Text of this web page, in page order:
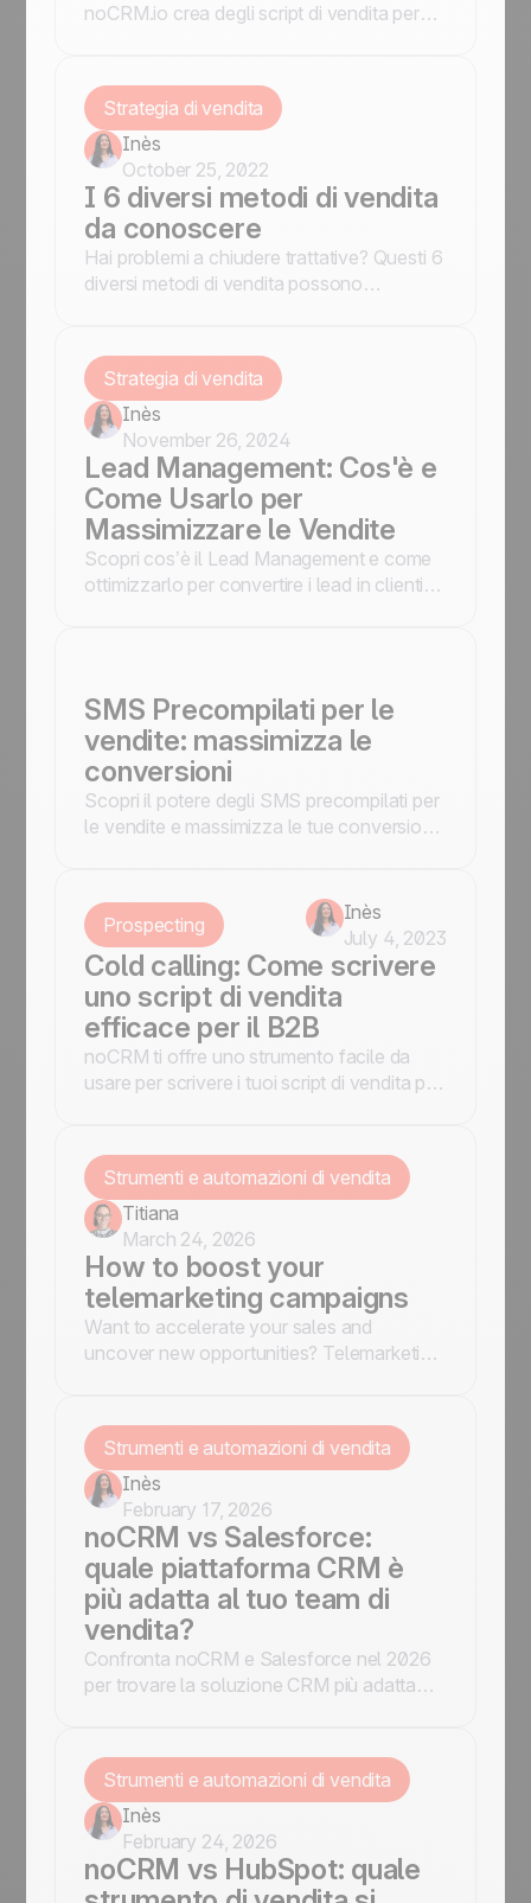
noCRM.io crea degli script di vendita per
Strategia di vendita
Inès
October 25, 2022
I 6 diversi metodi di vendita
da conoscere
Hai problemi a chiudere trattative? Questi 6
diversi metodi di vendita possono
Strategia di vendita
Inès
November 26, 2024
Lead Management: Cos'è e
Come Usarlo per
Massimizzare le Vendite
Scopri cos’è il Lead Management e come
ottimizzarlo per convertire i lead in clienti,
SMS Precompilati per le
vendite: massimizza le
conversioni
Scopri il potere degli SMS precompilati per
le vendite e massimizza le tue conversioni.
Prospecting
Inès
July 4, 2023
Cold calling: Come scrivere
uno script di vendita
efficace per il B2B
noCRM ti offre uno strumento facile da
usare per scrivere i tuoi script di vendita per
Strumenti e automazioni di vendita
Titiana
March 24, 2026
How to boost your
telemarketing campaigns
Want to accelerate your sales and
uncover new opportunities? Telemarketing
and endless forms.
Strumenti e automazioni di vendita
Inès
February 17, 2026
noCRM vs Salesforce:
quale piattaforma CRM è
più adatta al tuo team di
vendita?
Confronta noCRM e Salesforce nel 2026
per trovare la soluzione CRM più adatta
Strumenti e automazioni di vendita
Inès
February 24, 2026
noCRM vs HubSpot: quale